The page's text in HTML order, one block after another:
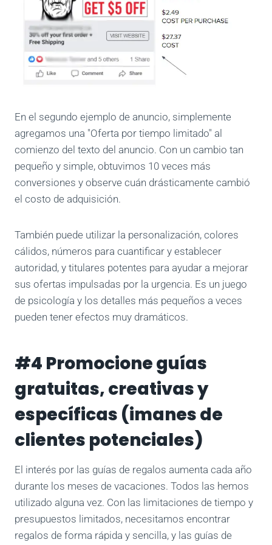
En el segundo ejemplo de anuncio, simplemente
agregamos una "Oferta por tiempo limitado" al
comienzo del texto del anuncio. Con un cambio tan
pequeño y simple, obtuvimos 10 veces más
conversiones y observe cuán drásticamente cambió
el costo de adquisición.
También puede utilizar la personalización, colores
cálidos, números para cuantificar y establecer
autoridad, y titulares potentes para ayudar a mejorar
sus ofertas impulsadas por la urgencia. Es un juego
de psicología y los detalles más pequeños a veces
pueden tener efectos muy dramáticos.
#4 Promocione guías
gratuitas, creativas y
específicas (imanes de
clientes potenciales)
El interés por las guías de regalos aumenta cada año
durante los meses de vacaciones. Todos las hemos
utilizado alguna vez. Con las limitaciones de tiempo y
presupuestos limitados, necesitamos encontrar
regalos de forma rápida y sencilla, y las guías de